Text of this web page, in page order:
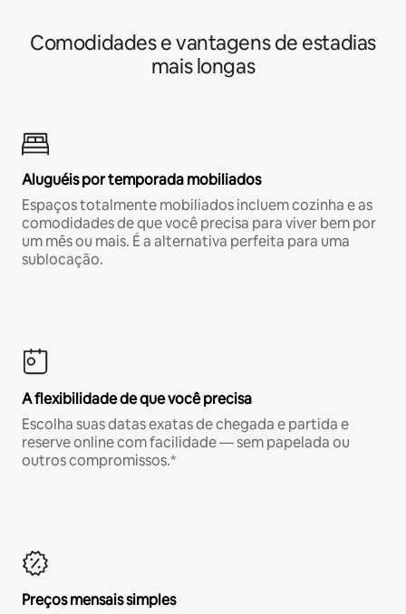
Comodidades e vantagens de estadias
mais longas
Aluguéis por temporada mobiliados
Espaços totalmente mobiliados incluem cozinha e as
comodidades de que você precisa para viver bem por
um mês ou mais. É a alternativa perfeita para uma
sublocação.
A flexibilidade de que você precisa
Escolha suas datas exatas de chegada e partida e
reserve online com facilidade — sem papelada ou
outros compromissos.*
Preços mensais simples